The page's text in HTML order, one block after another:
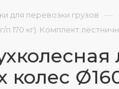
для перевозки грузов —
п 170 кг). Комплект
колес